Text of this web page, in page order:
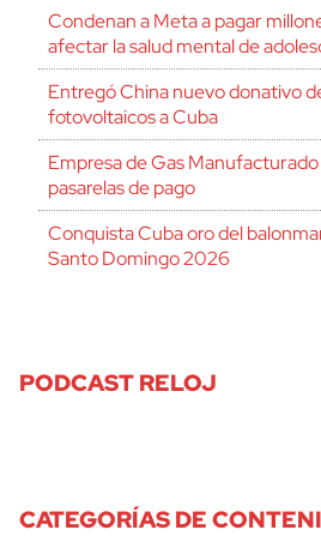
Condenan a Meta a pagar
afectar la salud mental de
Entregó China nuevo donativo
fotovoltaicos a Cuba
Empresa de Gas
pasarelas de pago
Conquista Cuba oro del
Santo Domingo 2026
PODCAST RELOJ
CATEGORÍAS DE